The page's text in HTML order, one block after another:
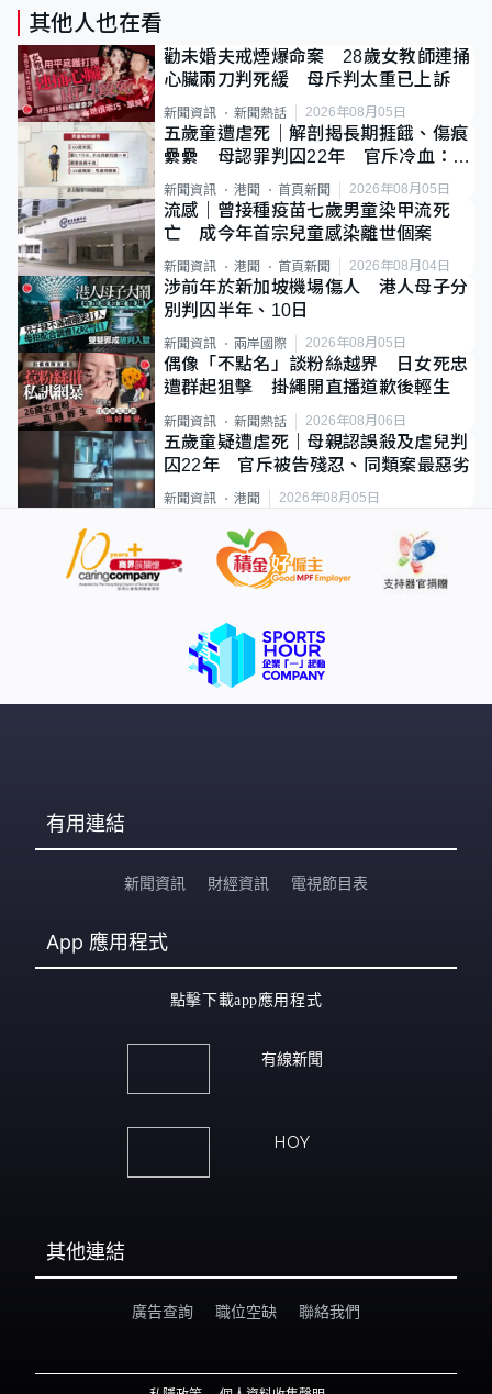
其他人也在看
勸未婚夫戒煙爆命案 28歲女教師連捅
心臟兩刀判死緩 母斥判太重已上訴
新聞資訊 新聞熱話 2026年08月05日
五歲童遭虐死｜解剖揭長期捱餓、傷痕
纍纍 母認罪判囚22年 官斥冷血：同
類案最惡劣
新聞資訊 港聞 首頁新聞 2026年08月05日
流感｜曾接種疫苗七歲男童染甲流死
亡 成今年首宗兒童感染離世個案
新聞資訊 港聞 首頁新聞 2026年08月04日
涉前年於新加坡機場傷人 港人母子分
別判囚半年、10日
新聞資訊 兩岸國際 2026年08月05日
偶像「不點名」談粉絲越界 日女死忠
遭群起狙擊 掛繩開直播道歉後輕生
新聞資訊 新聞熱話 2026年08月06日
五歲童疑遭虐死｜母親認誤殺及虐兒判
囚22年 官斥被告殘忍、同類案最惡劣
新聞資訊 港聞 2026年08月05日
有用連結
新聞資訊 財經資訊 電視節目表
App 應用程式
點擊下載app應用程式
有線新聞
HOY
其他連結
廣告查詢 職位空缺 聯絡我們